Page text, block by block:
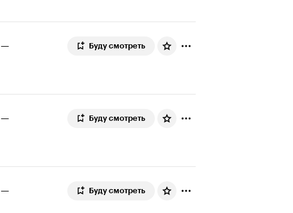
— Буду смотреть
— Буду смотреть
— Буду смотреть